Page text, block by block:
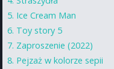
Ice Cream Man
Toy story 5
Zaproszenie (2022)
Pejzaż w kolorze sepii